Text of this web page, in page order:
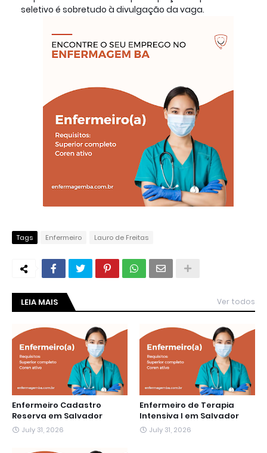
seletivo é sobretudo à divulgação da vaga.
Tags Enfermeiro Lauro de Freitas
LEIA MAIS Ver todos
Enfermeiro Cadastro
Reserva em Salvador
July 31, 2026
Enfermeiro de Terapia
Intensiva I em Salvador
July 31, 2026